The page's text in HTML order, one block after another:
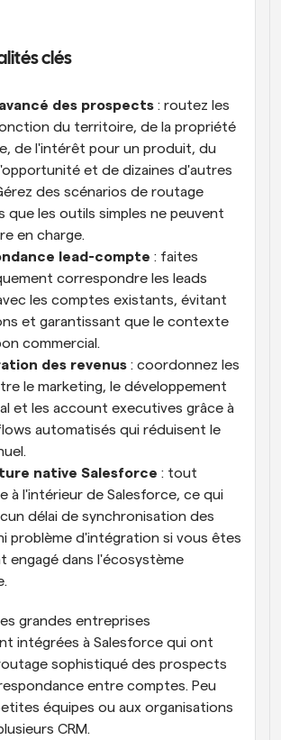
clés
des prospects : routez les
du territoire, de la propriété
de l'intérêt pour un produit, du
et de dizaines d'autres
des scénarios de routage
que les outils simples ne peuvent
en charge.
lead-compte : faites
correspondre les leads
les comptes existants, évitant
et garantissant que le contexte
commercial.
des revenus : coordonnez les
le marketing, le développement
et les account executives grâce à
automatisés qui réduisent le
native Salesforce : tout
à l'intérieur de Salesforce, ce qui
délai de synchronisation des
problème d'intégration si vous êtes
engagé dans l'écosystème
grandes entreprises
intégrées à Salesforce qui ont
sophistiqué des prospects
entre comptes. Peu
équipes ou aux organisations
CRM.